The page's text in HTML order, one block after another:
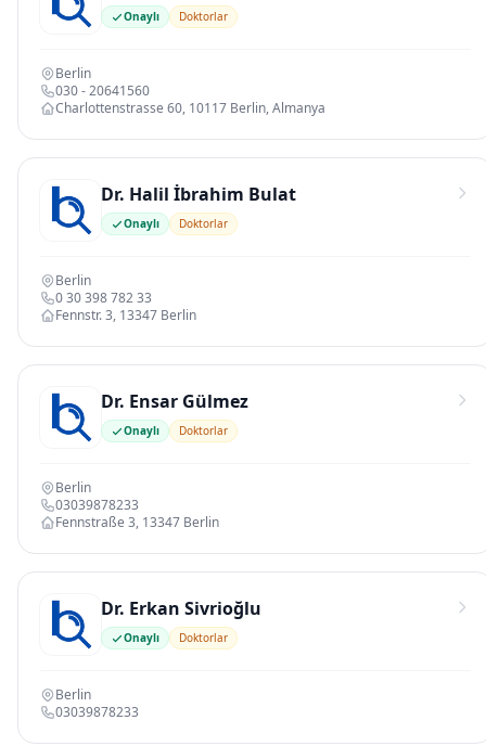
Onaylı Doktorlar
Berlin
030 - 20641560
Charlottenstrasse 60, 10117 Berlin, Almanya
Dr. Halil İbrahim Bulat
Onaylı Doktorlar
Berlin
0 30 398 782 33
Fennstr. 3, 13347 Berlin
Dr. Ensar Gülmez
Onaylı Doktorlar
Berlin
03039878233
Fennstraße 3, 13347 Berlin
Dr. Erkan Sivrioğlu
Onaylı Doktorlar
Berlin
03039878233